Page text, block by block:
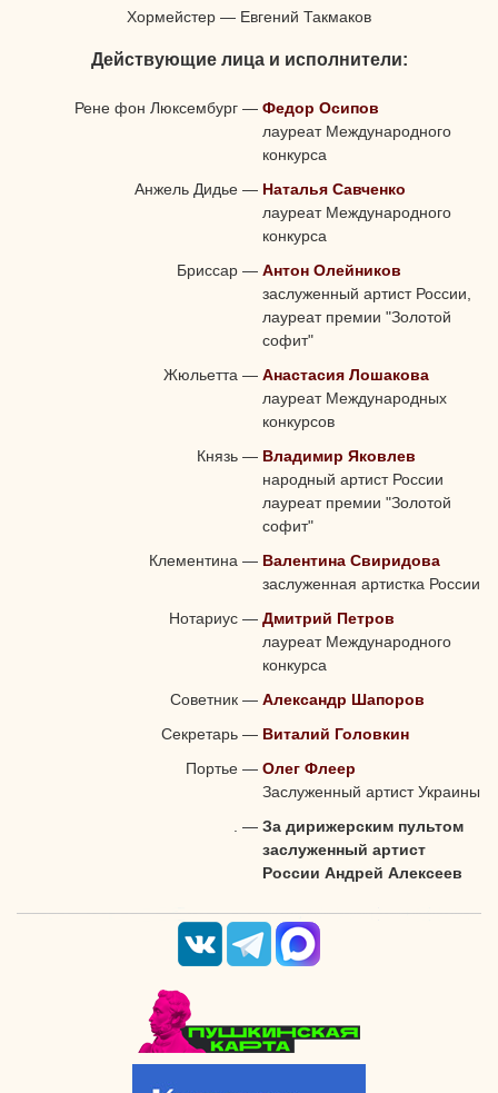
Хормейстер — Евгений Такмаков
Действующие лица и исполнители:
Рене фон Люксембург — Федор Осипов
лауреат Международного
конкурса
Анжель Дидье — Наталья Савченко
лауреат Международного
конкурса
Бриссар — Антон Олейников
заслуженный артист России,
лауреат премии "Золотой
софит"
Жюльетта — Анастасия Лошакова
лауреат Международных
конкурсов
Князь — Владимир Яковлев
народный артист России
лауреат премии "Золотой
софит"
Клементина — Валентина Свиридова
заслуженная артистка России
Нотариус — Дмитрий Петров
лауреат Международного
конкурса
Советник — Александр Шапоров
Секретарь — Виталий Головкин
Портье — Олег Флеер
Заслуженный артист Украины
— За дирижерским пультом
заслуженный артист
России Андрей Алексеев